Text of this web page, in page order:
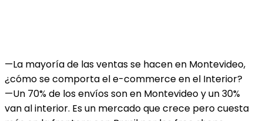
—La mayoría de las ventas se hacen en Montevideo,
¿cómo se comporta el e-commerce en el Interior?
—Un 70% de los envíos son en Montevideo y un 30%
van al interior. Es un mercado que crece pero cuesta